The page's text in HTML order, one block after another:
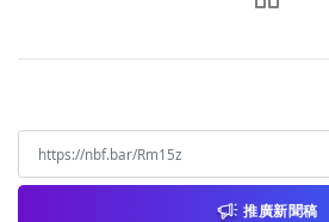
推廣新聞稿